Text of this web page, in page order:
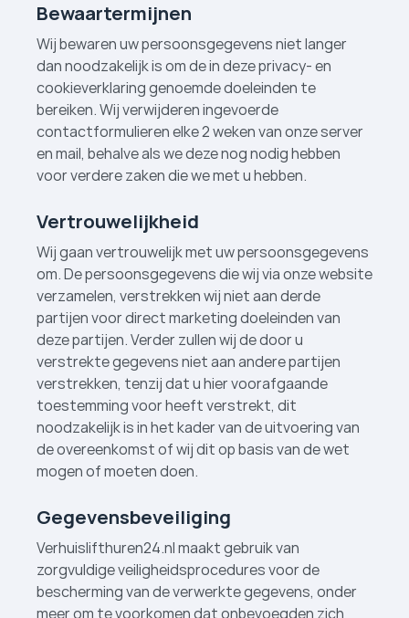
Bewaartermijnen
Wij bewaren uw persoonsgegevens niet langer
dan noodzakelijk is om de in deze privacy- en
cookieverklaring genoemde doeleinden te
bereiken. Wij verwijderen ingevoerde
contactformulieren elke 2 weken van onze server
en mail, behalve als we deze nog nodig hebben
voor verdere zaken die we met u hebben.
Vertrouwelijkheid
Wij gaan vertrouwelijk met uw persoonsgegevens
om. De persoonsgegevens die wij via onze website
verzamelen, verstrekken wij niet aan derde
partijen voor direct marketing doeleinden van
deze partijen. Verder zullen wij de door u
verstrekte gegevens niet aan andere partijen
verstrekken, tenzij dat u hier voorafgaande
toestemming voor heeft verstrekt, dit
noodzakelijk is in het kader van de uitvoering van
de overeenkomst of wij dit op basis van de wet
mogen of moeten doen.
Gegevensbeveiliging
Verhuislifthuren24.nl maakt gebruik van
zorgvuldige veiligheidsprocedures voor de
bescherming van de verwerkte gegevens, onder
meer om te voorkomen dat onbevoegden zich